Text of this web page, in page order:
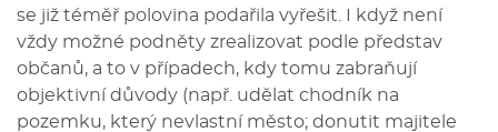
se již téměř polovina podařila vyřešit. I když není
vždy možné podněty zrealizovat podle představ
občanů, a to v případech, kdy tomu zabraňují
objektivní důvody (např. udělat chodník na
pozemku, který nevlastní město; donutit majitele